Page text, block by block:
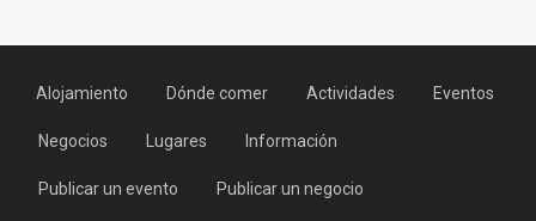
Alojamiento Dónde comer Actividades Eventos
Negocios Lugares Información
Publicar un evento Publicar un negocio